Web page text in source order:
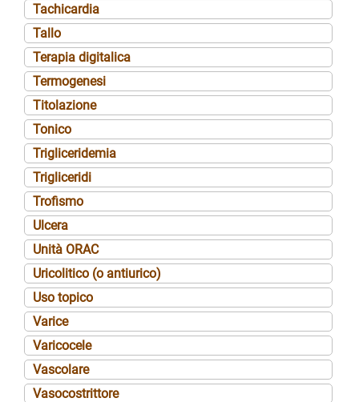
Tachicardia
Tallo
Terapia digitalica
Termogenesi
Titolazione
Tonico
Trigliceridemia
Trigliceridi
Trofismo
Ulcera
Unità ORAC
Uricolitico (o antiurico)
Uso topico
Varice
Varicocele
Vascolare
Vasocostrittore